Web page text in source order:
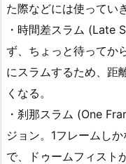
た際などには使ってい
・時間差スラム (Late
ず、ちょっと待ってか
にスラムするため、距
くなる。
・刹那スラム (One
ジョン。1フレームし
で、ドゥームフィスト